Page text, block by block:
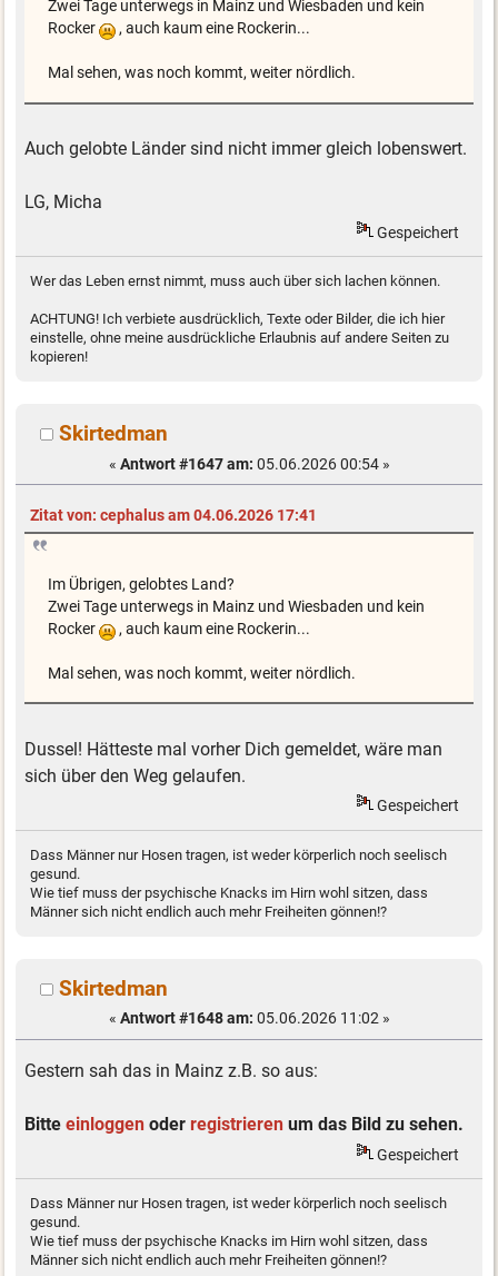
Zwei Tage unterwegs in Mainz und Wiesbaden und kein
Rocker
, auch kaum eine Rockerin...
Mal sehen, was noch kommt, weiter nördlich.
Auch gelobte Länder sind nicht immer gleich lobenswert.
LG, Micha
Gespeichert
Wer das Leben ernst nimmt, muss auch über sich lachen können.
ACHTUNG! Ich verbiete ausdrücklich, Texte oder Bilder, die ich hier
einstelle, ohne meine ausdrückliche Erlaubnis auf andere Seiten zu
kopieren!
Skirtedman
« Antwort #1647 am: 05.06.2026 00:54 »
Zitat von: cephalus am 04.06.2026 17:41
Im Übrigen, gelobtes Land?
Zwei Tage unterwegs in Mainz und Wiesbaden und kein
Rocker
, auch kaum eine Rockerin...
Mal sehen, was noch kommt, weiter nördlich.
Dussel! Hätteste mal vorher Dich gemeldet, wäre man
sich über den Weg gelaufen.
Gespeichert
Dass Männer nur Hosen tragen, ist weder körperlich noch seelisch
gesund.
Wie tief muss der psychische Knacks im Hirn wohl sitzen, dass
Männer sich nicht endlich auch mehr Freiheiten gönnen!?
Skirtedman
« Antwort #1648 am: 05.06.2026 11:02 »
Gestern sah das in Mainz z.B. so aus:
Bitteeinloggen oderregistrieren um das Bild zu sehen.
Gespeichert
Dass Männer nur Hosen tragen, ist weder körperlich noch seelisch
gesund.
Wie tief muss der psychische Knacks im Hirn wohl sitzen, dass
Männer sich nicht endlich auch mehr Freiheiten gönnen!?